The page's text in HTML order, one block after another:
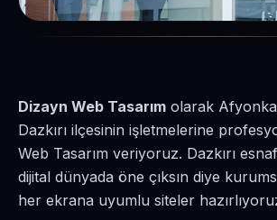
Dizayn Web Tasarım olarak
Dazkırı ilçesinin işletmelerine
Web Tasarım veriyoruz. Dazkırı
dijital dünyada öne çıksın diye
her ekrana uyumlu siteler